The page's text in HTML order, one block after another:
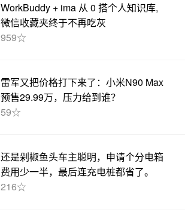
WorkBuddy + ima 从 0 搭个人知识库,
微信收藏夹终于不再吃灰
959☆
雷军又把价格打下来了：小米N90 Max
预售29.99万，压力给到谁？
59☆
还是剁椒鱼头车主聪明，申请个分电箱
费用少一半，最后连充电桩都省了。
216☆